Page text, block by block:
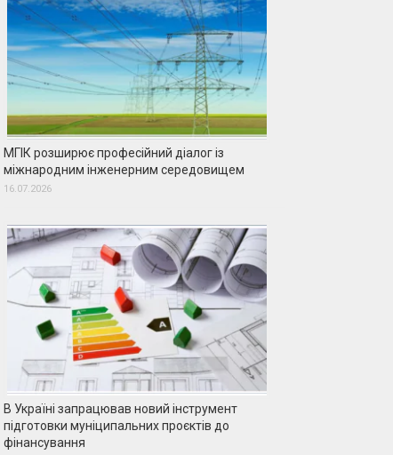
МГІК розширює професійний діалог із
міжнародним інженерним середовищем
16.07.2026
В Україні запрацював новий інструмент
підготовки муніципальних проєктів до
фінансування